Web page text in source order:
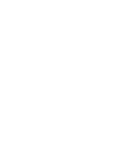
wp-
wp-